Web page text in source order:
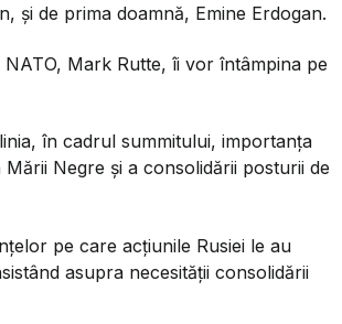
și de prima doamnă, Emine Erdogan.
Mark Rutte, îi vor întâmpina pe
în cadrul summitului, importanța
Negre și a consolidării posturii de
pe care acțiunile Rusiei le au
asupra necesității consolidării